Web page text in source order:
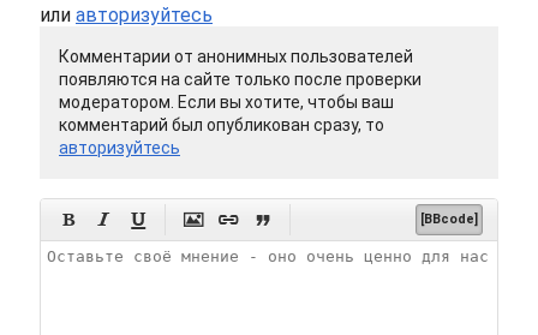
или авторизуйтесь
Комментарии от анонимных пользователей
появляются на сайте только после проверки
модератором. Если вы хотите, чтобы ваш
комментарий был опубликован сразу, то
авторизуйтесь
      [BBcode]